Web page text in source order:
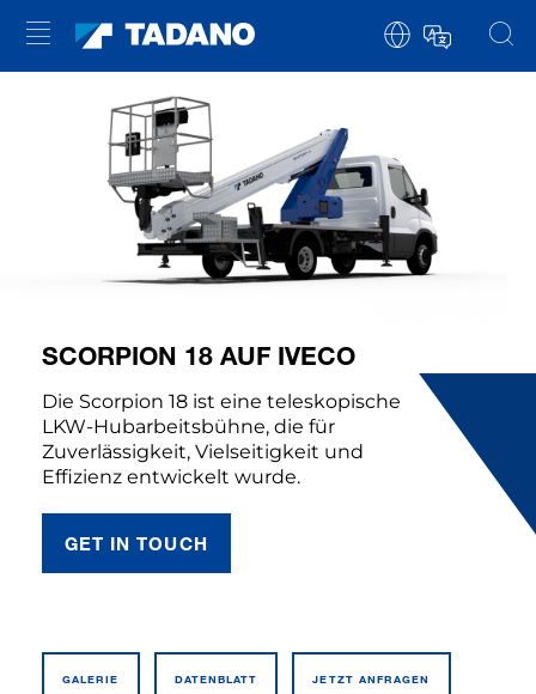
SCORPION 18 AUF IVECO
Die Scorpion 18 ist eine teleskopische
LKW-Hubarbeitsbühne, die für
Zuverlässigkeit, Vielseitigkeit und
Effizienz entwickelt wurde.
GET IN TOUCH
GALERIE DATEN­BLATT JETZT ANFRAGEN